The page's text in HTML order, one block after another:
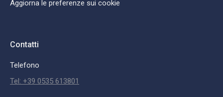
Aggiorna le preferenze sui cookie
Contatti
Telefono
Tel: +39 0535 613801